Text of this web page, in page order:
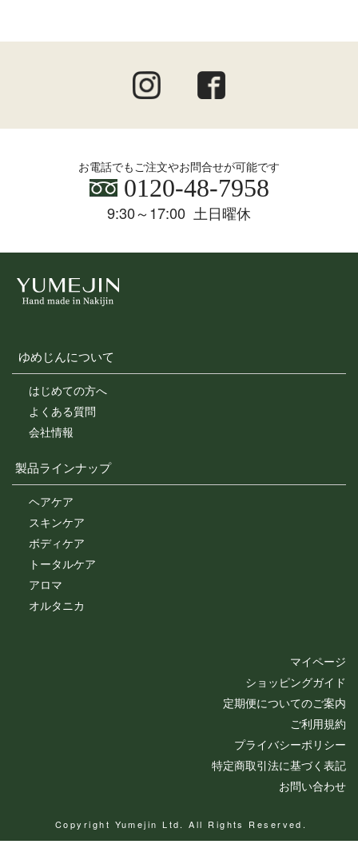
お電話でもご注文やお問合せが可能です
0120-48-7958
9:30～17:00 土日曜休
ゆめじんについて
はじめての方へ
よくある質問
会社情報
製品ラインナップ
ヘアケア
スキンケア
ボディケア
トータルケア
アロマ
オルタニカ
マイページ
ショッピングガイド
定期便についてのご案内
ご利用規約
プライバシーポリシー
特定商取引法に基づく表記
お問い合わせ
Copyright Yumejin Ltd. All Rights Reserved.